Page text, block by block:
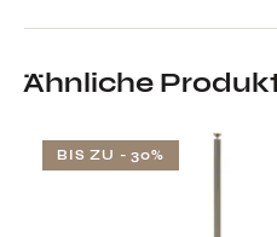
Ähnliche
BIS ZU - 30%